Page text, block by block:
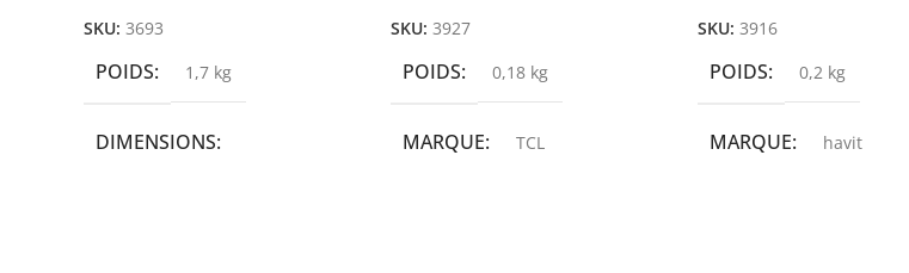
SKU: 3693
POIDS 1,7 kg
DIMENSIONS
SKU: 3927
POIDS 0,18 kg
MARQUE TCL
SKU: 3916
POIDS 0,2 kg
MARQUE havit